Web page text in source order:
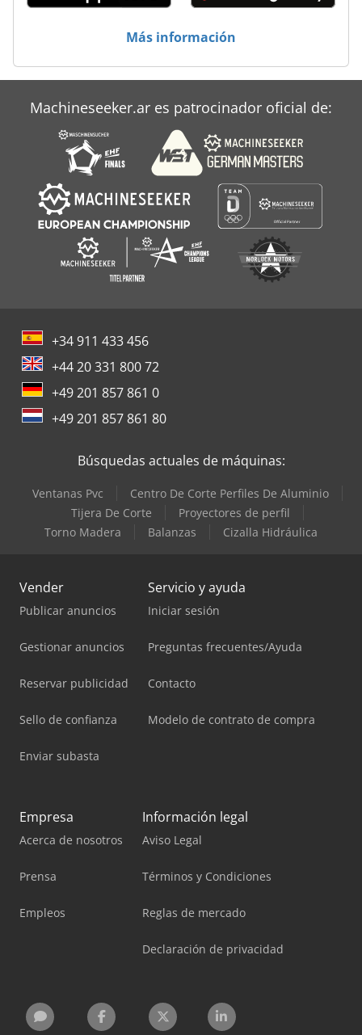
Más información
Machineseeker.ar es patrocinador oficial de:
+34 911 433 456
+44 20 331 800 72
+49 201 857 861 0
+49 201 857 861 80
Búsquedas actuales de máquinas:
Ventanas Pvc
Centro De Corte Perfiles De Aluminio
Tijera De Corte
Proyectores de perfil
Torno Madera
Balanzas Cizalla Hidráulica
Vender
Publicar anuncios
Gestionar anuncios
Reservar publicidad
Sello de confianza
Enviar subasta
Servicio y ayuda
Iniciar sesión
Preguntas frecuentes/Ayuda
Contacto
Modelo de contrato de compra
Empresa
Acerca de nosotros
Prensa
Empleos
Información legal
Aviso Legal
Términos y Condiciones
Reglas de mercado
Declaración de privacidad